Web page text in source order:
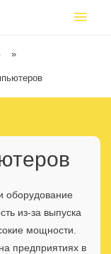
»
оборудование
из-за выпуска
мощности.
предприятиях в